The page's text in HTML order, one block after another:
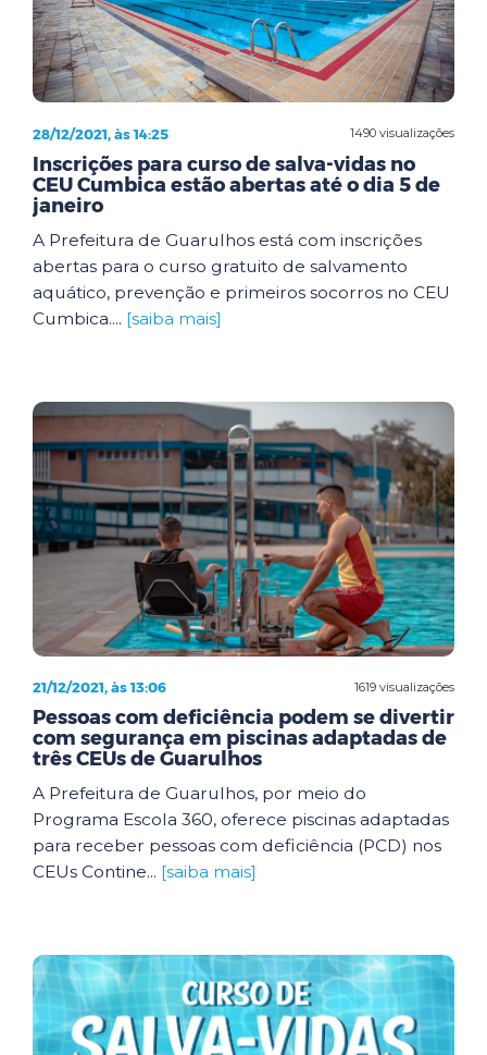
1490 visualizações
28/12/2021, às 14:25
Inscrições para curso de salva-vidas no
CEU Cumbica estão abertas até o dia 5 de
janeiro
A Prefeitura de Guarulhos está com inscrições
abertas para o curso gratuito de salvamento
aquático, prevenção e primeiros socorros no CEU
Cumbica.... [saiba mais]
1619 visualizações
21/12/2021, às 13:06
Pessoas com deficiência podem se divertir
com segurança em piscinas adaptadas de
três CEUs de Guarulhos
A Prefeitura de Guarulhos, por meio do
Programa Escola 360, oferece piscinas adaptadas
para receber pessoas com deficiência (PCD) nos
CEUs Contine... [saiba mais]